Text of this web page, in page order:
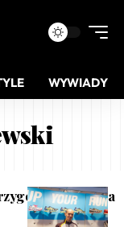
WYWIADY
Arkadiusza